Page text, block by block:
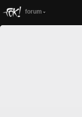
forum